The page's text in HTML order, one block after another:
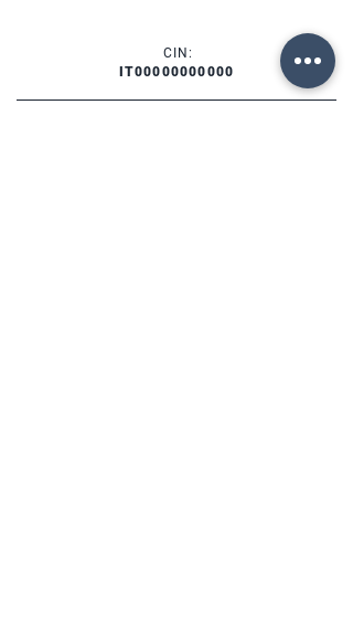
CIN:
IT00000000000